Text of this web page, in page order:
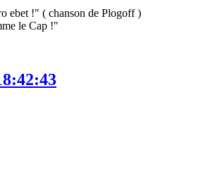
ebet !" ( chanson de Plogoff )
le Cap !"